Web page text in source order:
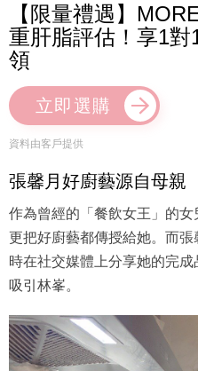
【限量禮遇】
重肝脂評估！享1
領
立即選購
資料由客戶提供
張馨月好廚藝源自母親
作為曾經的「餐飲女王」的女
更把好廚藝都傳授給她。而
時在社交媒體上分享她的完
吸引林峯。